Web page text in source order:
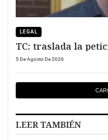
LEGAL
TC: traslada la
5 De Agosto De 2026
LEER TAMBIÉN